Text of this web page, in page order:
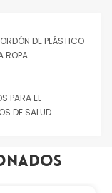
DE PLÁSTICO
ROPA
PARA EL
DE SALUD.